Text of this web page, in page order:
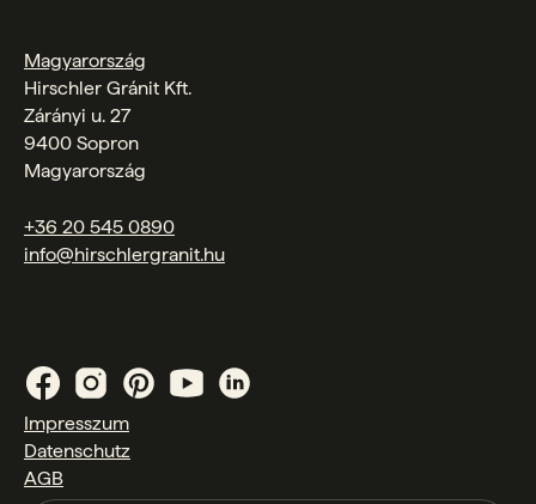
Magyarország
Hirschler Gránit Kft.
Zárányi u. 27
9400 Sopron
Magyarország
+36 20 545 0890
info@hirschlergranit.hu
Impresszum
Datenschutz
AGB